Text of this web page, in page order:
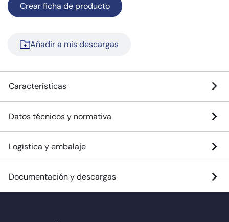
Crear ficha de producto
Añadir a mis descargas
Características
Datos técnicos y normativa
Logística y embalaje
Documentación y descargas